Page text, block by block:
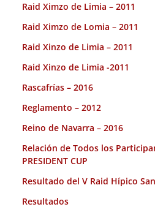
Raid Ximzo de Limia – 2011
Raid Ximzo de Lomia – 2011
Raid Xinzo de Limia – 2011
Raid Xinzo de Limia -2011
Rascafrías – 2016
Reglamento – 2012
Reino de Navarra – 2016
Relación de Todos los
PRESIDENT CUP
Resultado del V Raid Hípico
Resultados